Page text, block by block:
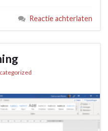
Reactie achterlaten